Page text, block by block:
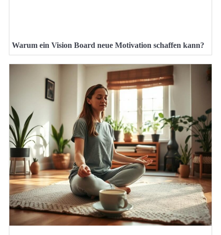
Warum ein Vision Board neue Motivation schaffen kann?